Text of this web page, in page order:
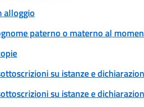
alloggio
paterno o materno al
su istanze e
su istanze e